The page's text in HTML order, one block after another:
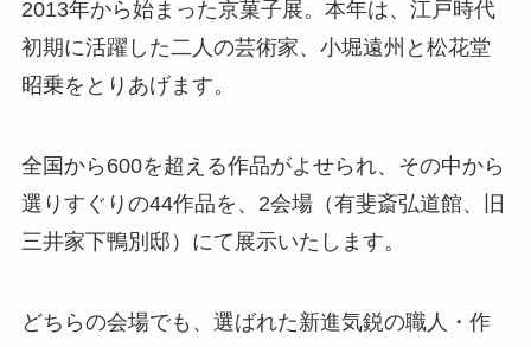
2013年から始まった京菓子展。本年は、江戸時代
初期に活躍した二人の芸術家、小堀遠州と松花堂
昭乗をとりあげます。
全国から600を超える作品がよせられ、その中から
選りすぐりの44作品を、2会場（有斐斎弘道館、旧
三井家下鴨別邸）にて展示いたします。
どちらの会場でも、選ばれた新進気鋭の職人・作